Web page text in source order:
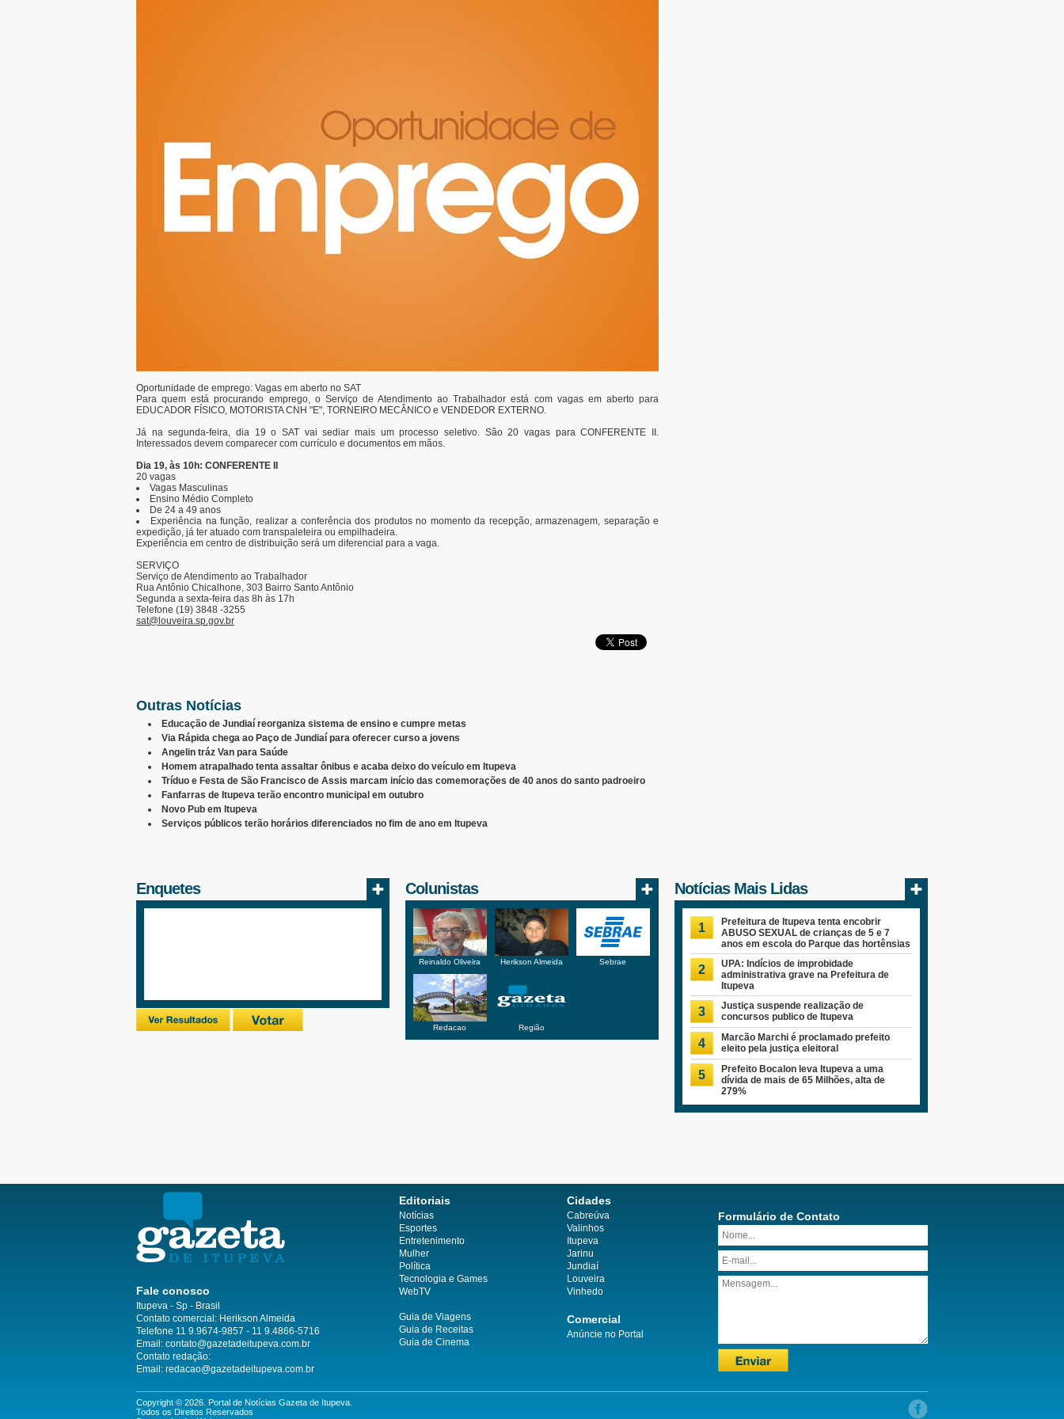
Oportunidade de emprego: Vagas em aberto no SAT
Para quem está procurando emprego, o Serviço de Atendimento ao Trabalhador está com vagas em aberto para
EDUCADOR FÍSICO, MOTORISTA CNH "E", TORNEIRO MECÂNICO e VENDEDOR EXTERNO.
Já na segunda-feira, dia 19 o SAT vai sediar mais um processo seletivo. São 20 vagas para CONFERENTE II.
Interessados devem comparecer com currículo e documentos em mãos.
Dia 19, às 10h: CONFERENTE II
20 vagas
Vagas Masculinas
Ensino Médio Completo
De 24 a 49 anos
Experiência na função, realizar a conferência dos produtos no momento da recepção, armazenagem, separação e
expedição, já ter atuado com transpaleteira ou empilhadeira.
Experiência em centro de distribuição será um diferencial para a vaga.
SERVIÇO
Serviço de Atendimento ao Trabalhador
Rua Antônio Chicalhone, 303 Bairro Santo Antônio
Segunda a sexta-feira das 8h às 17h
Telefone (19) 3848 -3255
sat@louveira.sp.gov.br
Outras Notícias
Educação de Jundiaí reorganiza sistema de ensino e cumpre metas
Via Rápida chega ao Paço de Jundiaí para oferecer curso a jovens
Angelin tráz Van para Saúde
Homem atrapalhado tenta assaltar ônibus e acaba deixo do veículo em Itupeva
Tríduo e Festa de São Francisco de Assis marcam início das comemorações de 40 anos do santo padroeiro
Fanfarras de Itupeva terão encontro municipal em outubro
Novo Pub em Itupeva
Serviços públicos terão horários diferenciados no fim de ano em Itupeva
Enquetes Colunistas
Reinaldo Oliveira Herikson Almeida Sebrae
Redacao Região
Notícias Mais Lidas
1
Prefeitura de Itupeva tenta encobrir
ABUSO SEXUAL de crianças de 5 e 7
anos em escola do Parque das hortênsias
2
UPA: Indícios de improbidade
administrativa grave na Prefeitura de
Itupeva
3
Justiça suspende realização de
concursos publico de Itupeva
4
Marcão Marchi é proclamado prefeito
eleito pela justiça eleitoral
5
Prefeito Bocalon leva Itupeva a uma
dívida de mais de 65 Milhões, alta de
279%
Fale conosco
Itupeva - Sp - Brasil
Contato comercial: Herikson Almeida
Telefone 11 9.9674-9857 - 11 9.4866-5716
Email: contato@gazetadeitupeva.com.br
Contato redação:
Email: redacao@gazetadeitupeva.com.br
Editoriais
Notícias
Esportes
Entretenimento
Mulher
Política
Tecnologia e Games
WebTV
Guia de Viagens
Guia de Receitas
Guia de Cinema
Cidades
Cabreúva
Valinhos
Itupeva
Jarinu
Jundiaí
Louveira
Vinhedo
Comercial
Anúncie no Portal
Formulário de Contato
Copyright © 2026. Portal de Notícias Gazeta de Itupeva.
Todos os Direitos Reservados